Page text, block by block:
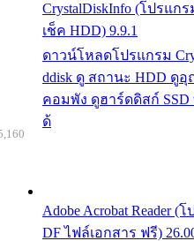
CrystalDiskInfo (โปรแกร
เช็ค HDD) 9.9.1
ดาวน์โหลดโปรแกรม
ddisk ดู สถานะ HDD ดู
คอมพัง ดูฮาร์ดดิสก์ SSD
ด้
Adobe Acrobat Reader
DF ไฟล์เอกสาร ฟรี)